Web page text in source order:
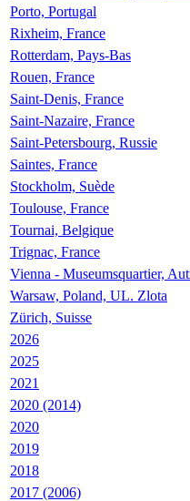
Porto, Portugal
Rixheim, France
Rotterdam, Pays-Bas
Rouen, France
Saint-Denis, France
Saint-Nazaire, France
Saint-Petersbourg, Russie
Saintes, France
Stockholm, Suède
Toulouse, France
Tournai, Belgique
Trignac, France
Vienna - Museumsquartier,
Warsaw, Poland, UL. Zlota
Zürich, Suisse
2026
2025
2021
2020 (2014)
2020
2019
2018
2017 (2006)